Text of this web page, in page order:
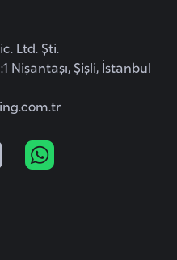
Ltd. Şti.
Nişantaşı, Şişli, İstanbul